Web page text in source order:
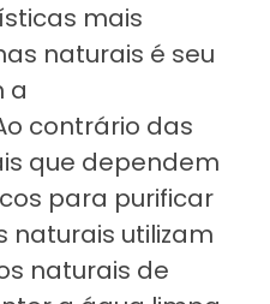
mais
naturais é seu
a
contrário das
que dependem
para purificar
naturais utilizam
naturais de